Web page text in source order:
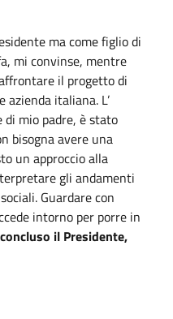
ma come figlio di
mi convinse, mentre
il progetto di
italiana. L’
mio padre, è stato
bisogna avere una
un approccio alla
gli andamenti
Guardare con
intorno per porre in
concluso il Presidente,